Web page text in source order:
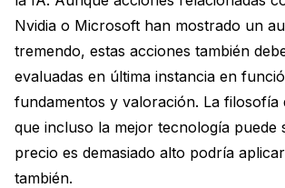
Nvidia o Microsoft han mostrado un
tremendo, estas acciones también
evaluadas en última instancia en
fundamentos y valoración. La filosofía
que incluso la mejor tecnología puede
precio es demasiado alto podría
también.